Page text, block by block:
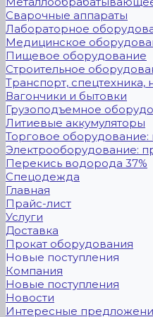
Сварочные аппараты
Лабораторное
Медицинское
Пищевое оборудование
Строительное
Транспорт,
Вагончики и бытовки
Грузоподъемное
Литиевые аккумуляторы
Торговое оборудование:
Электрооборудование:
Перекись водорода 37%
Спецодежда
Главная
Прайс-лист
Услуги
Доставка
Прокат оборудования
Новые поступления
Компания
Новые поступления
Новости
Интересные